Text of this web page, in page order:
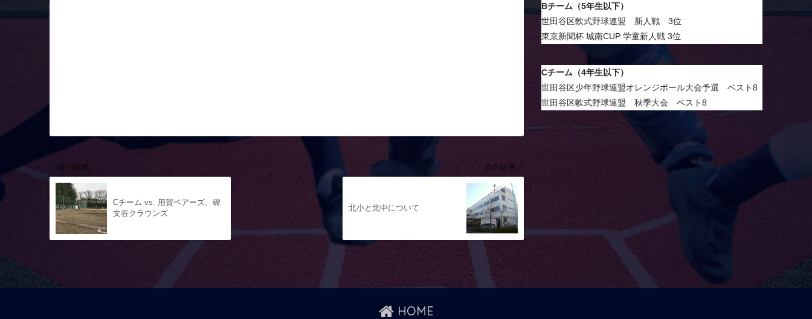
前の記事
Cチーム vs. 用賀ベアーズ、碑
文谷クラウンズ
次の記事
北小と北中について
Bチーム（5年生以下）
世田谷区軟式野球連盟 新人戦 3位
東京新聞杯 城南CUP 学童新人戦 3位
Cチーム（4年生以下）
世田谷区少年野球連盟オレンジボール大会予選 ベスト8
世田谷区軟式野球連盟 秋季大会 ベスト8
HOME